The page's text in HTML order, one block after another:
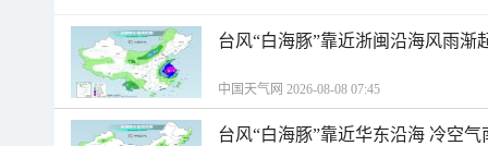
台风“白海豚”靠近浙闽沿海风雨渐
中国天气网 2026-08-08 07:45
台风“白海豚”靠近华东沿海 冷空